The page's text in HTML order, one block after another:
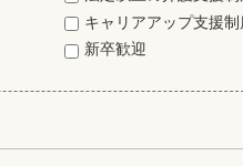
キャリアアップ支援制
新卒歓迎